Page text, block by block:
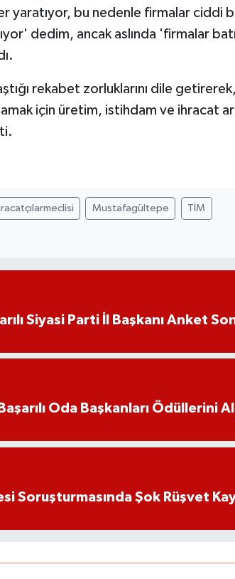
yaratıyor, bu nedenle firmalar ciddi
dedim, ancak aslında 'firmalar
rekabet zorluklarını dile
için üretim, istihdam ve ihracat
Mustafagültepe TİM
Siyasi Parti İl Başkanı Anket
Oda Başkanları Ödüllerini
Soruşturmasında Şok Rüşvet